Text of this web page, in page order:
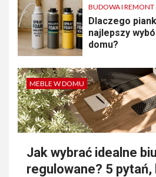
BUDOWA I REMONT
Dlaczego
najlepszy
domu?
MEBLE W DOMU
Jak wybrać idealne
regulowane? 5